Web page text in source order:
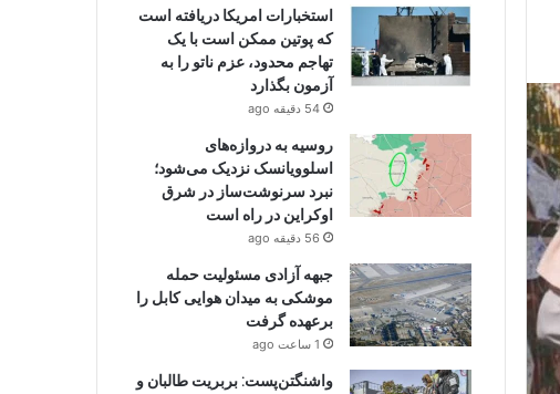
استخبارات امریکا دریافته است
که پوتین ممکن است با یک
تهاجم محدود، عزم ناتو را به
آزمون بگذارد
54 دقیقه ago
روسیه به دروازه‌های
اسلوویانسک نزدیک می‌شود؛
نبرد سرنوشت‌ساز در شرق
اوکراین در راه است
56 دقیقه ago
جبهه آزادی مسئولیت حمله
موشکی به میدان هوایی کابل را
برعهده گرفت
1 ساعت ago
واشنگتن‌پست: بربریت طالبان و